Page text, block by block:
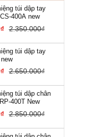
túi dập tay
400A new
2.350.000₫
túi dập tay
2.650.000₫
túi dập chân
400T New
2.850.000₫